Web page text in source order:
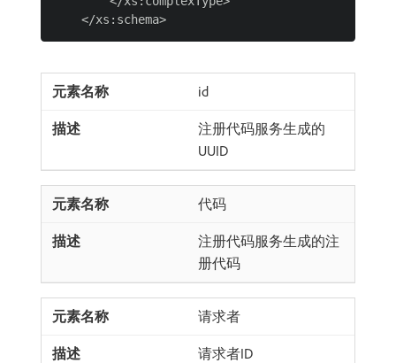
id
注册代码服务生成的
UUID
代码
注册代码服务生成的注
册代码
请求者
请求者ID